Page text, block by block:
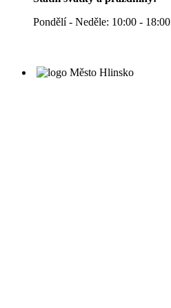
Pondělí - Neděle: 10:00 - 18:00